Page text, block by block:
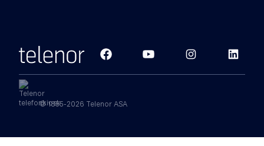
© 1855-2026 Telenor ASA